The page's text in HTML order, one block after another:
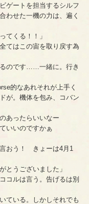
ゲートを担当するシルフ
わせた一機の力は、遍く
てくる！！」
てはこの宙を取り戻す為
るのです……一緒に。行き
的なあれそれが上手く
が。機体を包み、コバン
あったらいいなー
いいのですかぁ
おう！ きょーは4月1
とうございました」
コルは言う。告げるは別
ている。しかしそれでも